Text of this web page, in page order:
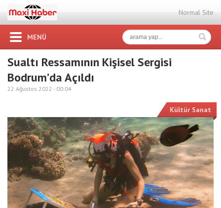
Normal Site
MENÜ
Sualtı Ressamının Kişisel Sergisi
Bodrum’da Açıldı
22 Ağustos 2022 - 00:04
Kültür Sanat